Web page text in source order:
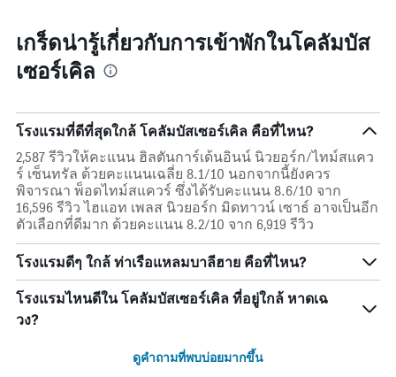
เกร็ดน่ารู้เกี่ยวกับการเข้าพักในโคลัมบัส
เซอร์เคิล
โรงแรมที่ดีที่สุดใกล้ โคลัมบัสเซอร์เคิล คือที่ไหน?
2,587 รีวิวให้คะแนน ฮิลตันการ์เด้นอินน์ นิวยอร์ก/ไทม์สแคว
ร์ เซ็นทรัล ด้วยคะแนนเฉลี่ย 8.1/10 นอกจากนี้ยังควร
พิจารณา พ็อดไทม์สแควร์ ซึ่งได้รับคะแนน 8.6/10 จาก
16,596 รีวิว ไฮแอท เพลส นิวยอร์ก มิดทาวน์ เซาธ์ อาจเป็นอีก
ตัวเลือกที่ดีมาก ด้วยคะแนน 8.2/10 จาก 6,919 รีวิว
โรงแรมดีๆ ใกล้ ท่าเรือแหลมบาลีฮาย คือที่ไหน?
โรงแรมไหนดีใน โคลัมบัสเซอร์เคิล ที่อยู่ใกล้ หาดเฉ
วง?
ดูคำถามที่พบบ่อยมากขึ้น